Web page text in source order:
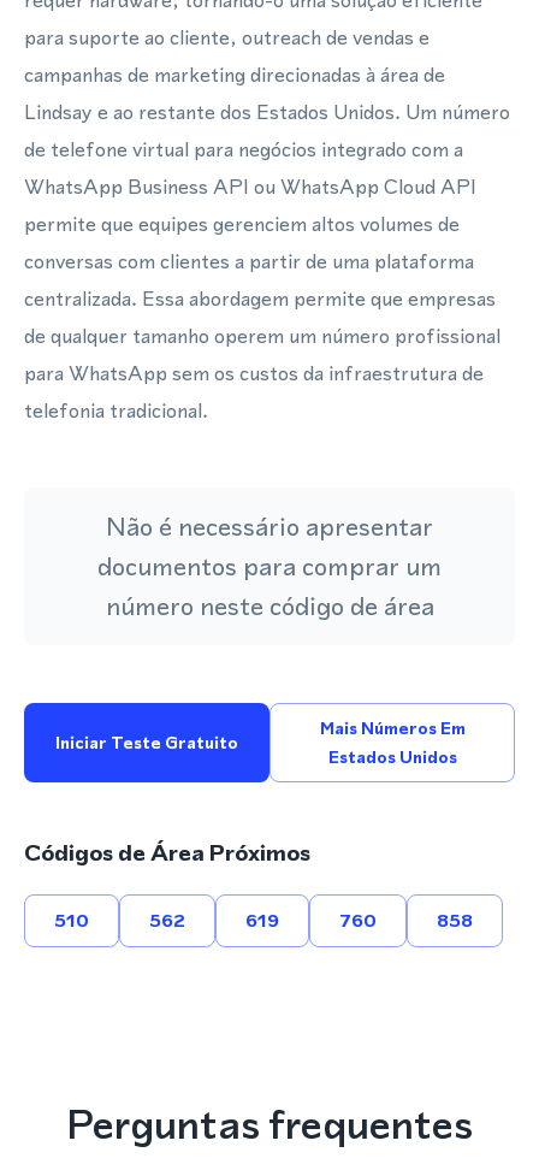
para suporte ao cliente, outreach de vendas e
campanhas de marketing direcionadas à área de
Lindsay e ao restante dos Estados Unidos. Um número
de telefone virtual para negócios integrado com a
WhatsApp Business API ou WhatsApp Cloud API
permite que equipes gerenciem altos volumes de
conversas com clientes a partir de uma plataforma
centralizada. Essa abordagem permite que empresas
de qualquer tamanho operem um número profissional
para WhatsApp sem os custos da infraestrutura de
telefonia tradicional.
Não é necessário apresentar
documentos para comprar um
número neste código de área
Iniciar Teste Gratuito
Mais Números Em
Estados Unidos
Códigos de Área Próximos
510 562 619 760 858
Perguntas frequentes